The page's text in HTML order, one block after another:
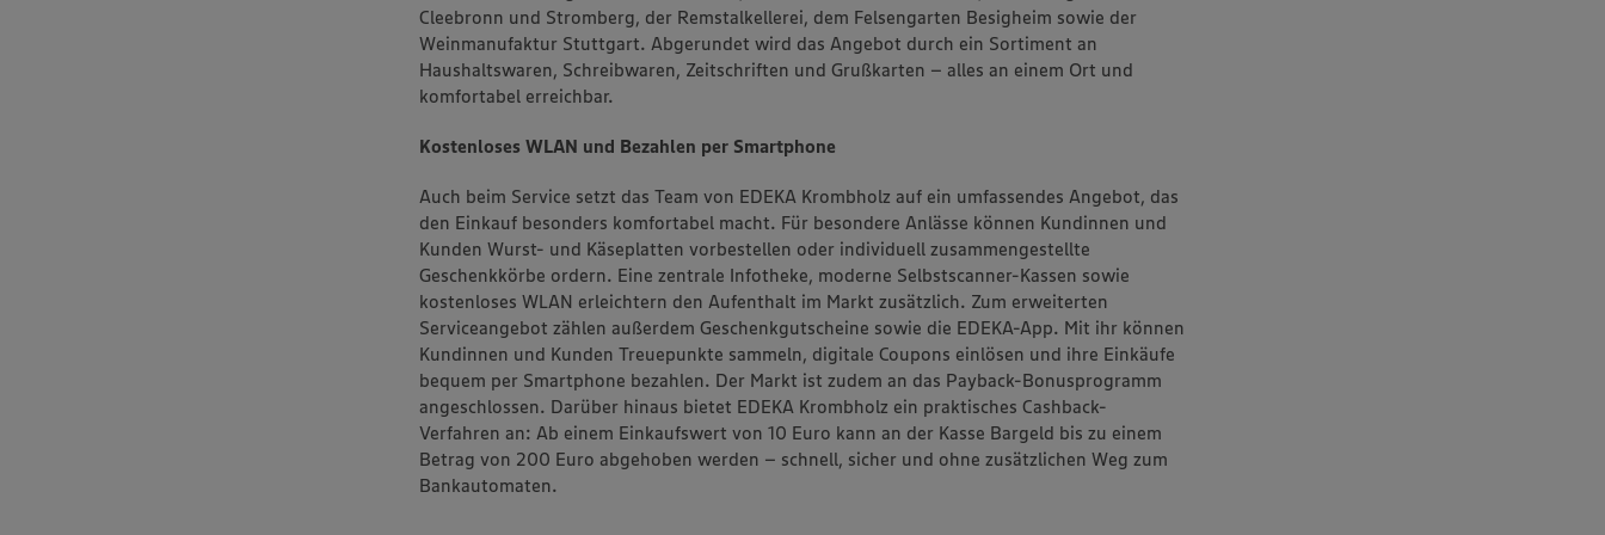
Cleebronn und Stromberg, der Remstalkellerei, dem Felsengarten Besigheim sowie der
Weinmanufaktur Stuttgart. Abgerundet wird das Angebot durch ein Sortiment an
Haushaltswaren, Schreibwaren, Zeitschriften und Grußkarten – alles an einem Ort und
komfortabel erreichbar.
Kostenloses WLAN und Bezahlen per Smartphone
Auch beim Service setzt das Team von EDEKA Krombholz auf ein umfassendes Angebot, das
den Einkauf besonders komfortabel macht. Für besondere Anlässe können Kundinnen und
Kunden Wurst- und Käseplatten vorbestellen oder individuell zusammengestellte
Geschenkkörbe ordern. Eine zentrale Infotheke, moderne Selbstscanner-Kassen sowie
kostenloses WLAN erleichtern den Aufenthalt im Markt zusätzlich. Zum erweiterten
Serviceangebot zählen außerdem Geschenkgutscheine sowie die EDEKA-App. Mit ihr können
Kundinnen und Kunden Treuepunkte sammeln, digitale Coupons einlösen und ihre Einkäufe
bequem per Smartphone bezahlen. Der Markt ist zudem an das Payback-Bonusprogramm
angeschlossen. Darüber hinaus bietet EDEKA Krombholz ein praktisches Cashback-
Verfahren an: Ab einem Einkaufswert von 10 Euro kann an der Kasse Bargeld bis zu einem
Betrag von 200 Euro abgehoben werden – schnell, sicher und ohne zusätzlichen Weg zum
Bankautomaten.